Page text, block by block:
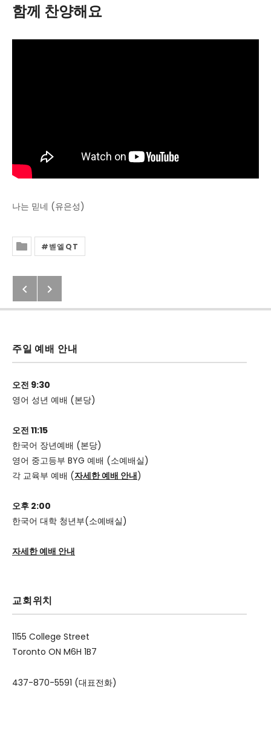
함께 찬양해요
나는 믿네 (유은성)
벧엘QT
Post navigation
Previous: 2020년 4월 22일(수) 벧
Next: 2020년 4월 24일(금) 벧엘
주일 예배 안내
오전 9:30
영어 성년 예배 (본당)
오전 11:15
한국어 장년예배 (본당)
영어 중고등부 BYG 예배 (소예배실)
각 교육부 예배 (자세한 예배 안내)
오후 2:00
한국어 대학 청년부(소예배실)
자세한 예배 안내
교회위치
1155 College Street
Toronto ON M6H 1B7
437-870-5591 (대표전화)